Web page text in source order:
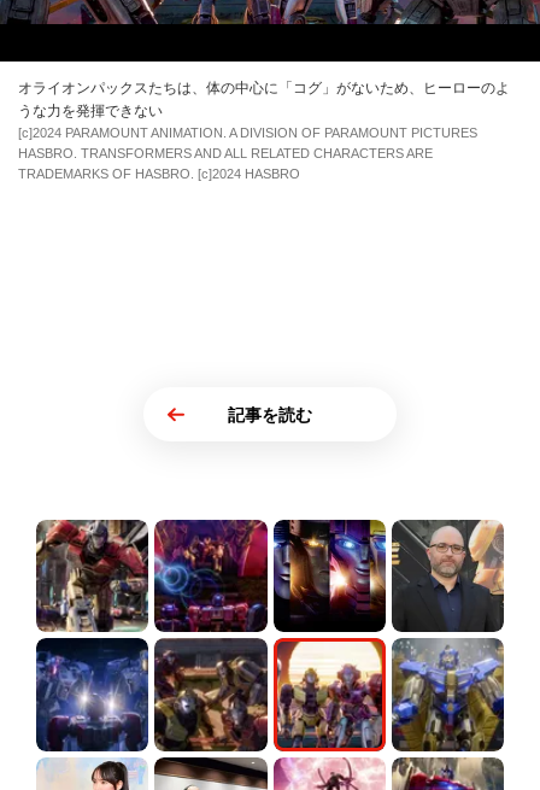
オライオンパックスたちは、体の中心に「コグ」がないため、ヒーローのよ
うな力を発揮できない
[c]2024 PARAMOUNT ANIMATION. A DIVISION OF PARAMOUNT PICTURES
HASBRO. TRANSFORMERS AND ALL RELATED CHARACTERS ARE
TRADEMARKS OF HASBRO. [c]2024 HASBRO
記事を読む